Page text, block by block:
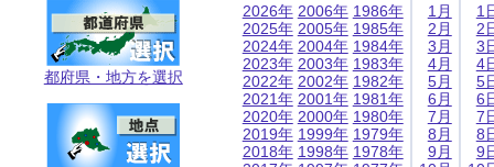
都府県・地方を選択
2026年
2025年
2024年
2023年
2022年
2021年
2020年
2019年
2018年
2006年
2005年
2004年
2003年
2002年
2001年
2000年
1999年
1998年
1986年
1985年
1984年
1983年
1982年
1981年
1980年
1979年
1978年
1月
2月
3月
4月
5月
6月
7月
8月
9月
1
2
3
4
5
6
7
8
9